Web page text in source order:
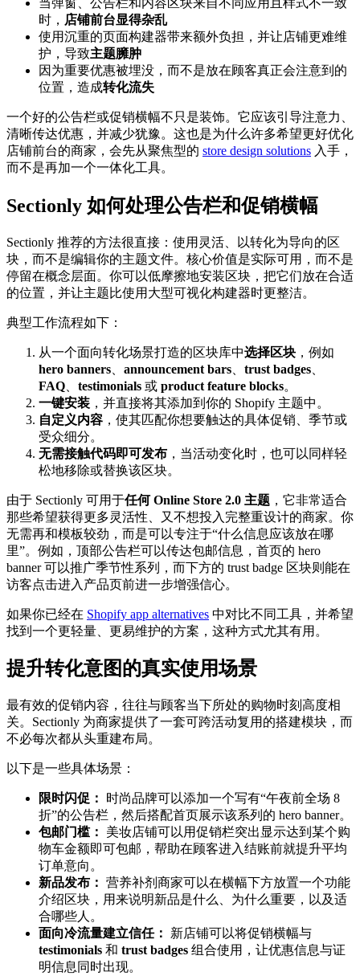
时， 店铺前台显得杂乱
使用沉重的页面构建器带来额外负担，并让店铺更难维
护，导致主题臃肿
因为重要优惠被埋没，而不是放在顾客真正会注意到的
位置，造成转化流失
一个好的公告栏或促销横幅不只是装饰。它应该引导注意力、
清晰传达优惠，并减少犹豫。这也是为什么许多希望更好优化
店铺前台的商家，会先从聚焦型的 store design solutions 入手，
而不是再加一个一体化工具。
Sectionly 如何处理公告栏和促销横幅
Sectionly 推荐的方法很直接：使用灵活、以转化为导向的区
块，而不是编辑你的主题文件。核心价值是实际可用，而不是
停留在概念层面。你可以低摩擦地安装区块，把它们放在合适
的位置，并让主题比使用大型可视化构建器时更整洁。
典型工作流程如下：
从一个面向转化场景打造的区块库中选择区块 ，例如
hero banners
announcement bars trust badges
FAQ
testimonials 或 product feature blocks。
一键安装 ，并直接将其添加到你的 Shopify 主题中。
自定义内容 ，使其匹配你想要触达的具体促销、季节或
受众细分。
无需接触代码即可发布 ，当活动变化时，也可以同样轻
松地移除或替换该区块。
由于 Sectionly 可用于任何 Online Store 2.0 主题 ，它非常适合
那些希望获得更多灵活性、又不想投入完整重设计的商家。你
无需再和模板较劲，而是可以专注于“什么信息应该放在哪
里”。例如，顶部公告栏可以传达包邮信息，首页的 hero
banner 可以推广季节性系列，而下方的 trust badge 区块则能在
访客点击进入产品页前进一步增强信心。
如果你已经在 Shopify app alternatives 中对比不同工具，并希望
找到一个更轻量、更易维护的方案，这种方式尤其有用。
提升转化意图的真实使用场景
最有效的促销内容，往往与顾客当下所处的购物时刻高度相
关。Sectionly 为商家提供了一套可跨活动复用的搭建模块，而
不必每次都从头重建布局。
以下是一些具体场景：
限时闪促：
时尚品牌可以添加一个写有“午夜前全场 8
折”的公告栏，然后搭配首页展示该系列的 hero banner。
包邮门槛：
美妆店铺可以用促销栏突出显示达到某个购
物车金额即可包邮，帮助在顾客进入结账前就提升平均
订单意向。
新品发布： 营养补剂商家可以在横幅下方放置一个功能
介绍区块，用来说明新品是什么、为什么重要，以及适
合哪些人。
面向冷流量建立信任：
新店铺可以将促销横幅与
testimonials 和 trust badges 组合使用，让优惠信息与证
明信息同时出现。